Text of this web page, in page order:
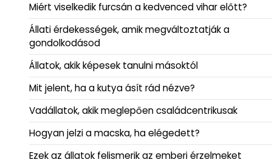
Miért viselkedik furcsán a kedvenced vihar előtt?
Állati érdekességek, amik megváltoztatják a
gondolkodásod
Állatok, akik képesek tanulni másoktól
Mit jelent, ha a kutya ásít rád nézve?
Vadállatok, akik meglepően családcentrikusak
Hogyan jelzi a macska, ha elégedett?
Ezek az állatok felismerik az emberi érzelmeket